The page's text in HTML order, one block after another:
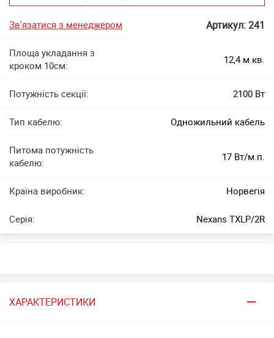
Зв'язатися з менеджером Артикул: 241
Площа укладання з
кроком 10см:
12,4 м.кв.
Потужність секції: 2100 Вт
Тип кабелю: Одножильний кабель
Питома потужність
кабелю:
17 Вт/м.п.
Країна виробник: Норвегія
Серія: Nexans TXLP/2R
ХАРАКТЕРИСТИКИ